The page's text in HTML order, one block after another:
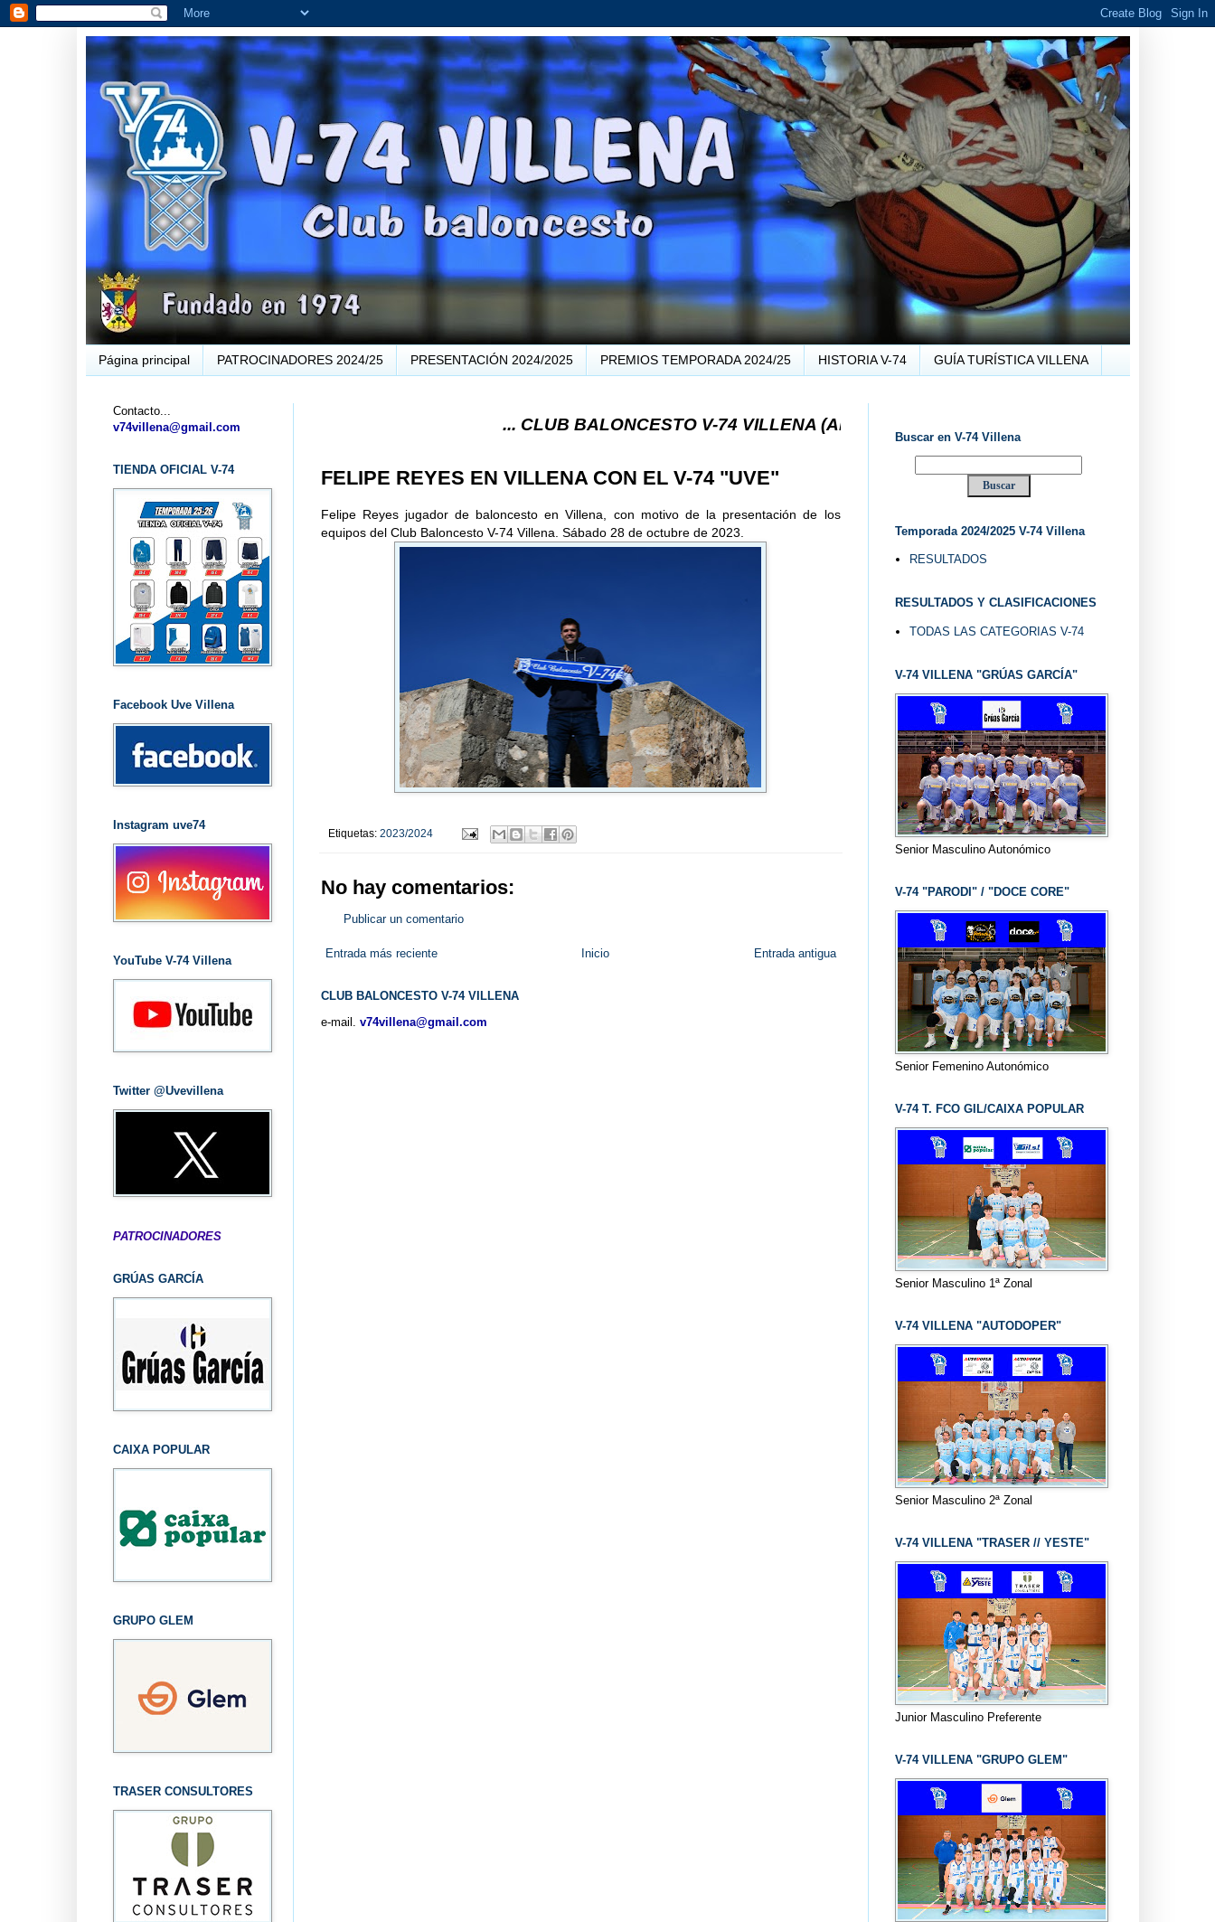
Página principal PATROCINADORES 2024/25 PRESENTACIÓN 2024/2025 PREMIOS TEMPORADA 2024/25 HISTORIA V-74 GUÍA TURÍSTICA VILLENA
... CLUB BALONCESTO V-74 VILLENA (ALICANTE) ... V-74 VILLENA DESDE 1.974 ... EL "UVE" ...
FELIPE REYES EN VILLENA CON EL V-74 "UVE"
Felipe Reyes jugador de baloncesto en Villena, con motivo de la presentación de los
equipos del Club Baloncesto V-74 Villena. Sábado 28 de octubre de 2023.
Etiquetas: 2023/2024
No hay comentarios:
Publicar un comentario
Entrada más reciente Entrada antigua
Inicio
CLUB BALONCESTO V-74 VILLENA
e-mail. v74villena@gmail.com
Contacto...
v74villena@gmail.com
TIENDA OFICIAL V-74
Facebook Uve Villena
Instagram uve74
YouTube V-74 Villena
Twitter @Uvevillena
PATROCINADORES
GRÚAS GARCÍA
CAIXA POPULAR
GRUPO GLEM
TRASER CONSULTORES
Buscar en V-74 Villena
Temporada 2024/2025 V-74 Villena
RESULTADOS
RESULTADOS Y CLASIFICACIONES
TODAS LAS CATEGORIAS V-74
V-74 VILLENA "GRÚAS GARCÍA"
Senior Masculino Autonómico
V-74 "PARODI" / "DOCE CORE"
Senior Femenino Autonómico
V-74 T. FCO GIL/CAIXA POPULAR
Senior Masculino 1ª Zonal
V-74 VILLENA "AUTODOPER"
Senior Masculino 2ª Zonal
V-74 VILLENA "TRASER // YESTE"
Junior Masculino Preferente
V-74 VILLENA "GRUPO GLEM"